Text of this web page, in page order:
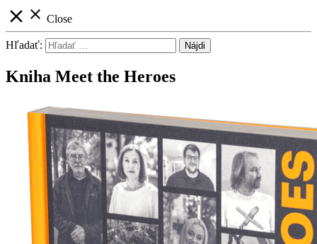
close close Close
Hľadať:
Kniha Meet the Heroes